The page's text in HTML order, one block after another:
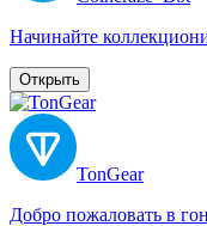
Начинайте
Открыть
TonGear
Добро пожаловать в